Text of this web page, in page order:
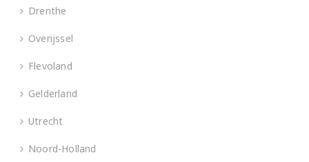
Drenthe
Overijssel
Flevoland
Gelderland
Utrecht
Noord-Holland